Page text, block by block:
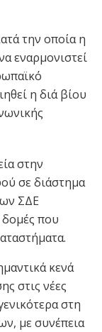
την οποία η
εναρμονιστεί
η διά βίου
στην
σε διάστημα
ΣΔΕ
δομές που
κενά
στις νέες
στη
με συνέπεια